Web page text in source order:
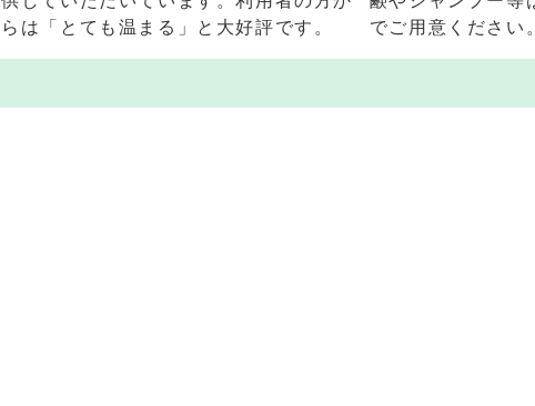
らは「とても温まる」と大好評です。
でご用意ください。